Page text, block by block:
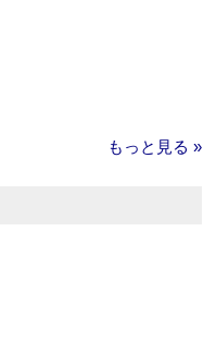
もっと見る »